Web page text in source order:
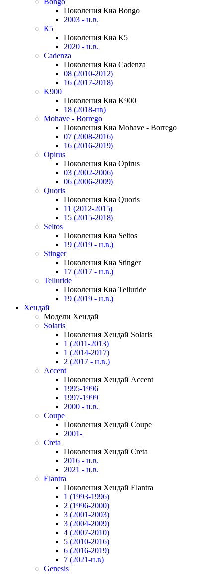
Bongo
Поколения Киа Bongo
2003 - н.в.
К5
Поколения Киа К5
2020 - н.в.
Cadenza
Поколения Киа Cadenza
08 (2010-2012)
16 (2017-2018)
K900
Поколения Киа K900
18 (2018-нв)
Mohave - Borrego
Поколения Киа Mohave - Borrego
07 (2008-2016)
16 (2016-2019)
Opirus
Поколения Киа Opirus
03 (2002-2006)
06 (2006-2009)
Quoris
Поколения Киа Quoris
11 (2012-2015)
15 (2015-2018)
Seltos
Поколения Киа Seltos
19 (2019 - н.в.)
Stinger
Поколения Киа Stinger
17 (2017 - н.в.)
Telluride
Поколения Киа Telluride
19 (2019 - н.в.)
Хендай
Модели Хендай
Solaris
Поколения Хендай Solaris
1 (2011-2013)
1 (2014-2017)
2 (2017 - н.в.)
Accent
Поколения Хендай Accent
1995-1996
1997-1999
2000 - н.в.
Coupe
Поколения Хендай Coupe
2001-
Creta
Поколения Хендай Creta
2016 - н.в.
2021 - н.в.
Elantra
Поколения Хендай Elantra
1 (1993-1996)
2 (1996-2000)
3 (2001-2003)
3 (2004-2009)
4 (2007-2010)
5 (2010-2016)
6 (2016-2019)
7 (2021-н.в)
Genesis